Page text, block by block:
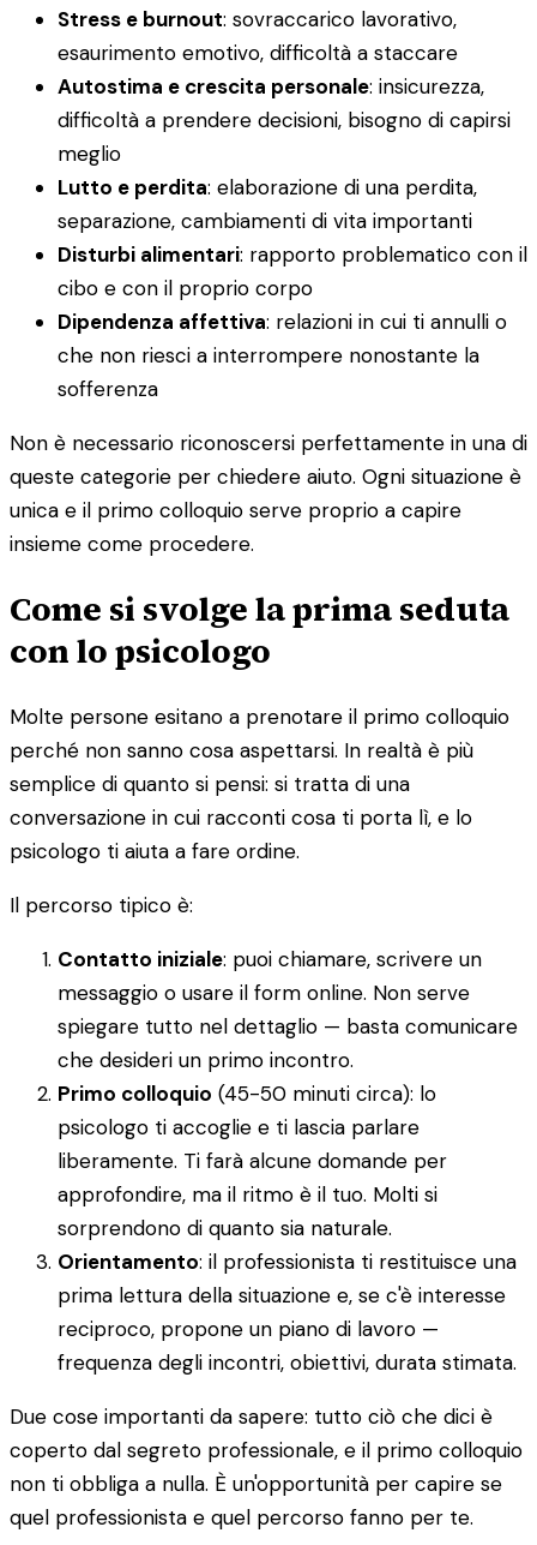
Stress e burnout: sovraccarico lavorativo,
esaurimento emotivo, difficoltà a staccare
Autostima e crescita personale: insicurezza,
difficoltà a prendere decisioni, bisogno di capirsi
meglio
Lutto e perdita: elaborazione di una perdita,
separazione, cambiamenti di vita importanti
Disturbi alimentari: rapporto problematico con il
cibo e con il proprio corpo
Dipendenza affettiva: relazioni in cui ti annulli o
che non riesci a interrompere nonostante la
sofferenza
Non è necessario riconoscersi perfettamente in una di
queste categorie per chiedere aiuto. Ogni situazione è
unica e il primo colloquio serve proprio a capire
insieme come procedere.
Come si svolge la prima seduta
con lo psicologo
Molte persone esitano a prenotare il primo colloquio
perché non sanno cosa aspettarsi. In realtà è più
semplice di quanto si pensi: si tratta di una
conversazione in cui racconti cosa ti porta lì, e lo
psicologo ti aiuta a fare ordine.
Il percorso tipico è:
Contatto iniziale: puoi chiamare, scrivere un
messaggio o usare il form online. Non serve
spiegare tutto nel dettaglio — basta comunicare
che desideri un primo incontro.
Primo colloquio (45-50 minuti circa): lo
psicologo ti accoglie e ti lascia parlare
liberamente. Ti farà alcune domande per
approfondire, ma il ritmo è il tuo. Molti si
sorprendono di quanto sia naturale.
Orientamento: il professionista ti restituisce una
prima lettura della situazione e, se c'è interesse
reciproco, propone un piano di lavoro —
frequenza degli incontri, obiettivi, durata stimata.
Due cose importanti da sapere: tutto ciò che dici è
coperto dal segreto professionale, e il primo colloquio
non ti obbliga a nulla. È un'opportunità per capire se
quel professionista e quel percorso fanno per te.